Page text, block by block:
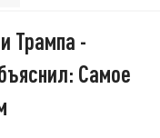
Трампа -
Самое